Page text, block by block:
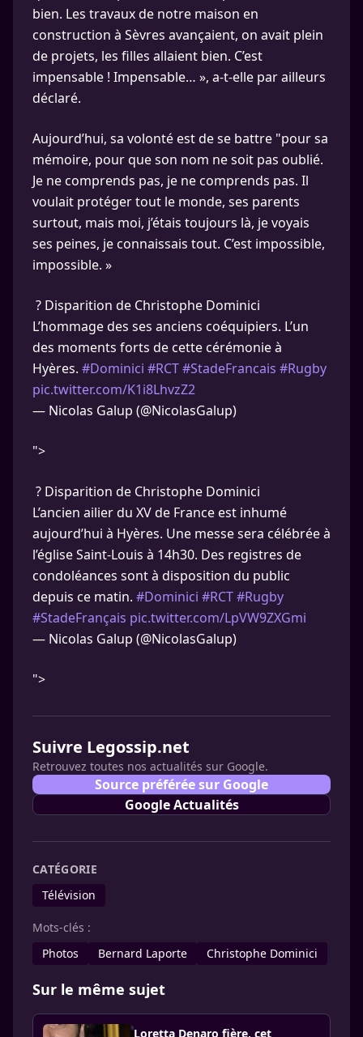
bien. Les travaux de notre maison en
construction à Sèvres avançaient, on avait plein
de projets, les filles allaient bien. C’est
impensable ! Impensable… », a-t-elle par ailleurs
déclaré.
Aujourd’hui, sa volonté est de se battre "pour sa
mémoire, pour que son nom ne soit pas oublié.
Je ne comprends pas, je ne comprends pas. Il
voulait protéger tout le monde, ses parents
surtout, mais moi, j’étais toujours là, je voyais
ses peines, je connaissais tout. C’est impossible,
impossible. »
? Disparition de Christophe Dominici
L’hommage des ses anciens coéquipiers. L’un
des moments forts de cette cérémonie à
Hyères. #Dominici #RCT#StadeFrancais #Rugby
pic.twitter.com/K1i8LhvzZ2
— Nicolas Galup (@NicolasGalup)
">
? Disparition de Christophe Dominici
L’ancien ailier du XV de France est inhumé
aujourd’hui à Hyères. Une messe sera célébrée à
l’église Saint-Louis à 14h30. Des registres de
condoléances sont à disposition du public
depuis ce matin. #Dominici #RCT#Rugby
#StadeFrançais pic.twitter.com/LpVW9ZXGmi
— Nicolas Galup (@NicolasGalup)
">
Suivre Legossip.net
Retrouvez toutes nos actualités sur Google.
Source préférée sur Google
Google Actualités
CATÉGORIE
Télévision
Mots-clés :
Photos
Bernard Laporte Christophe Dominici
Sur le même sujet
Loretta Denaro fière, cet